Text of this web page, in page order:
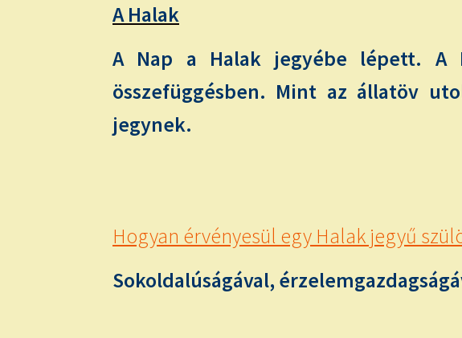
A Halak
A Nap a Halak jegyébe lépett. A
összefüggésben. Mint az állatöv
jegynek.
Hogyan érvényesül egy Halak jegyű
Sokoldalúságával,